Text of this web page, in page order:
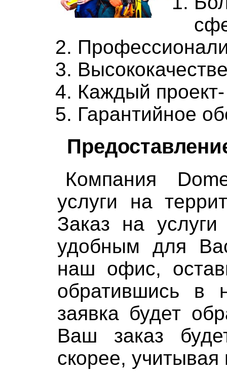
Каждый
Гарантийное
Компания
услуги на
Заказ на
удобным для
наш офис,
обратившись
заявка будет
Ваш заказ
скорее,